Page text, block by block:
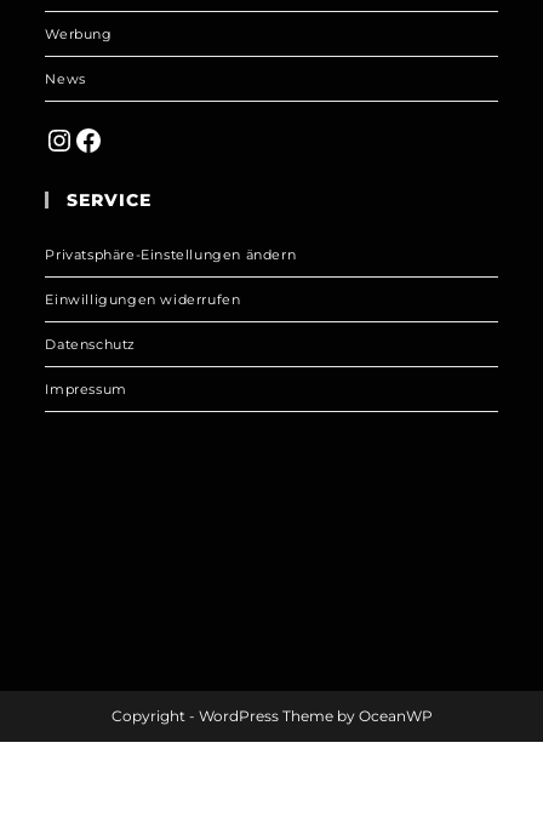
Werbung
News
Instagram
Facebook
SERVICE
Privatsphäre-Einstellungen ändern
Einwilligungen widerrufen
Datenschutz
Impressum
Copyright - WordPress Theme by OceanWP